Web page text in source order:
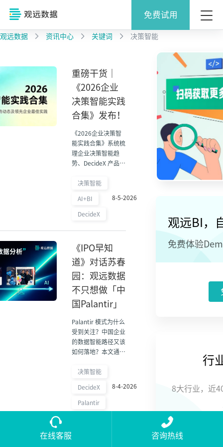
免费试用
观远数据 资讯中心 关键词 决策智能
重磅干货｜
《2026企业
决策智能实践
合集》发布！
《2026企业决策智
能实践合集》系统梳
理企业决策智能趋
势、DecideX 产品体
多场景 POD 方案，
向业务决策落地提供
参考。
决策智能
AI+BI
DecideX
8-5-2026
《IPO早知
道》对话苏春
园：观远数据
不只想做「中
国Palantir」
Palantir 模式为什么
受到关注？中国企业
的数据智能路径又该
如何落地？本文通过
访，解读 Palantir
并探讨数据智能在中
国市场的发展方向。
决策智能
DecideX
Palantir
8-4-2026
观远BI，
免费体验
行
8大行业，近
在线客服 咨询热线